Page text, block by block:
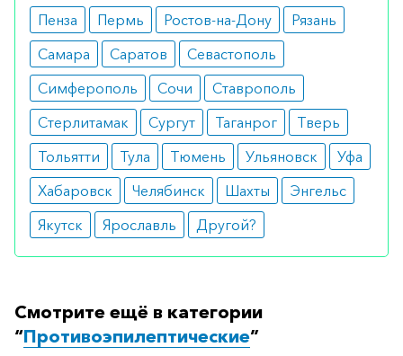
Пенза
Пермь Ростов-на-Дону
Рязань
Самара
Саратов
Севастополь
Симферополь
Сочи
Ставрополь
Стерлитамак
Сургут Таганрог
Тверь
Тольятти
Тула Тюмень Ульяновск
Уфа
Хабаровск
Челябинск Шахты
Энгельс
Якутск
Ярославль Другой?
Смотрите ещё в категории
“Противоэпилептические”